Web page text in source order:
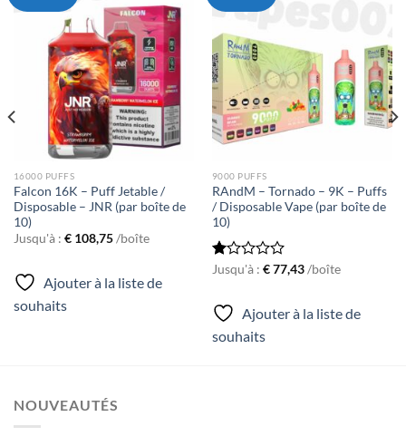
Ajouter
à la liste
de
souhaits
16000 PUFFS
Falcon 16K – Puff Jetable /
Disposable – JNR (par boîte de
10)
Jusqu'à : €108,75/boîte
Ajouter à la liste de
souhaits
de
souhaits
9000 PUFFS
RAndM – Tornado – 9K – Puffs
/ Disposable Vape (par boîte de
10)
Rated
of
Jusqu'à : €77,43/boîte
Ajouter à la liste de
souhaits
NOUVEAUTÉS